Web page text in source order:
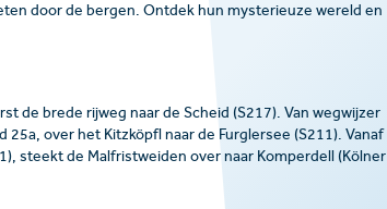
door de bergen. Ontdek hun mysterieuze wereld en
de brede rijweg naar de Scheid (S217). Van wegwijzer
over het Kitzköpfl naar de Furglersee (S211). Vanaf
steekt de Malfristweiden over naar Komperdell (Kölner